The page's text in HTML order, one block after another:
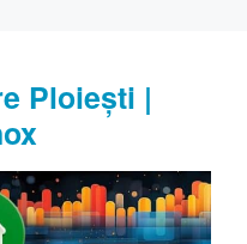
Ploiești |